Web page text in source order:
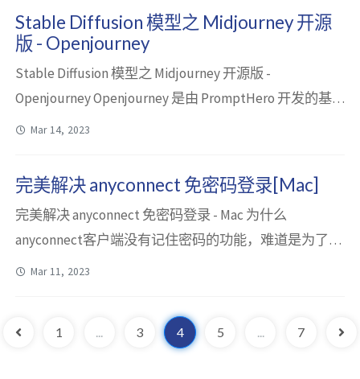
Llama 是 Meta 开源的基于 Llama 2 的用于辅助代码生成
的大模型，其中包含基础模型 (C...
Stable Diffusion 模型之 Midjourney 开源
版 - Openjourney
Stable Diffusion 模型之 Midjourney 开源版 -
Openjourney Openjourney 是由 PromptHero 开发的基
于 Midjourney 图像的开源稳定扩散微调模型。 先看看
右边是 Openjourney 的结果。 Openjourney 使用方法 下
载...
Mar 14, 2023
完美解决 anyconnect 免密码登录[Mac]
完美解决 anyconnect 免密码登录 - Mac 为什么
anyconnect客户端没有记住密码的功能，难道是为了安
全？可是为了这个麻烦，有多少人会把密码存在随手方
最终效果 菜单栏通过快捷指令一键连接或断开
anyconnect vpnspotlight使用如果需要还可以把图标放
Mar 11, 2023
1 ... 3 4 5 ... 7